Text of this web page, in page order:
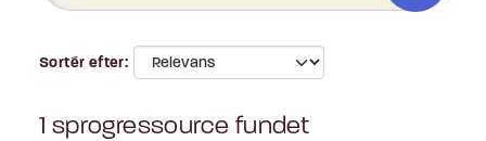
Sortér efter
1 sprogressource fundet